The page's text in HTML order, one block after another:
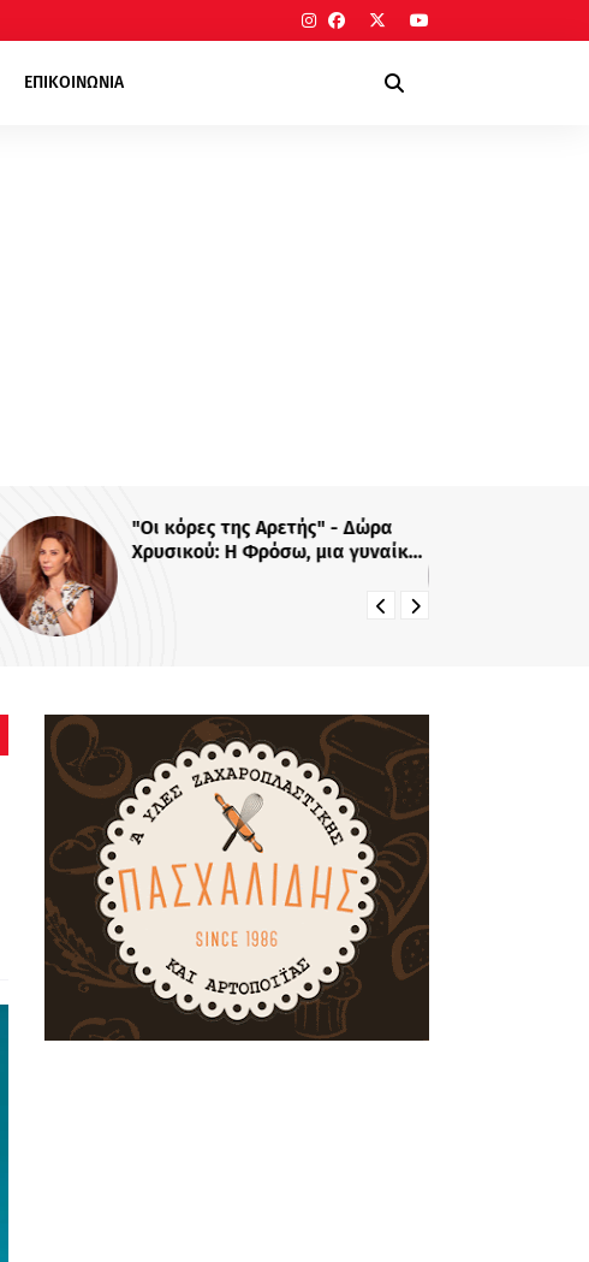
ΕΠΙΚΟΙΝΩΝΙΑ
"Οι κόρες της Αρετής" - Δώρα
Χρυσικού: Η Φρόσω, μια γυναίκα